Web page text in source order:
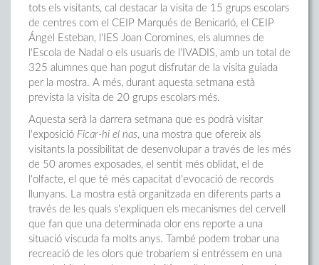
tots els visitants, cal destacar la visita de 15 grups escolars
de centres com el CEIP Marqués de Benicarló, el CEIP
Ángel Esteban, l'IES Joan Coromines, els alumnes de
l'Escola de Nadal o els usuaris de l'IVADIS, amb un total de
325 alumnes que han pogut disfrutar de la visita guiada
per la mostra. A més, durant aquesta setmana està
prevista la visita de 20 grups escolars més.
Aquesta serà la darrera setmana que es podrà visitar
l'exposició Ficar-hi el nas, una mostra que ofereix als
visitants la possibilitat de desenvolupar a través de les més
de 50 aromes exposades, el sentit més oblidat, el de
l'olfacte, el que té més capacitat d'evocació de records
llunyans. La mostra està organitzada en diferents parts a
través de les quals s'expliquen els mecanismes del cervell
que fan que una determinada olor ens reporte a una
situació viscuda fa molts anys. També podem trobar una
recreació de les olors que trobaríem si entréssem en una